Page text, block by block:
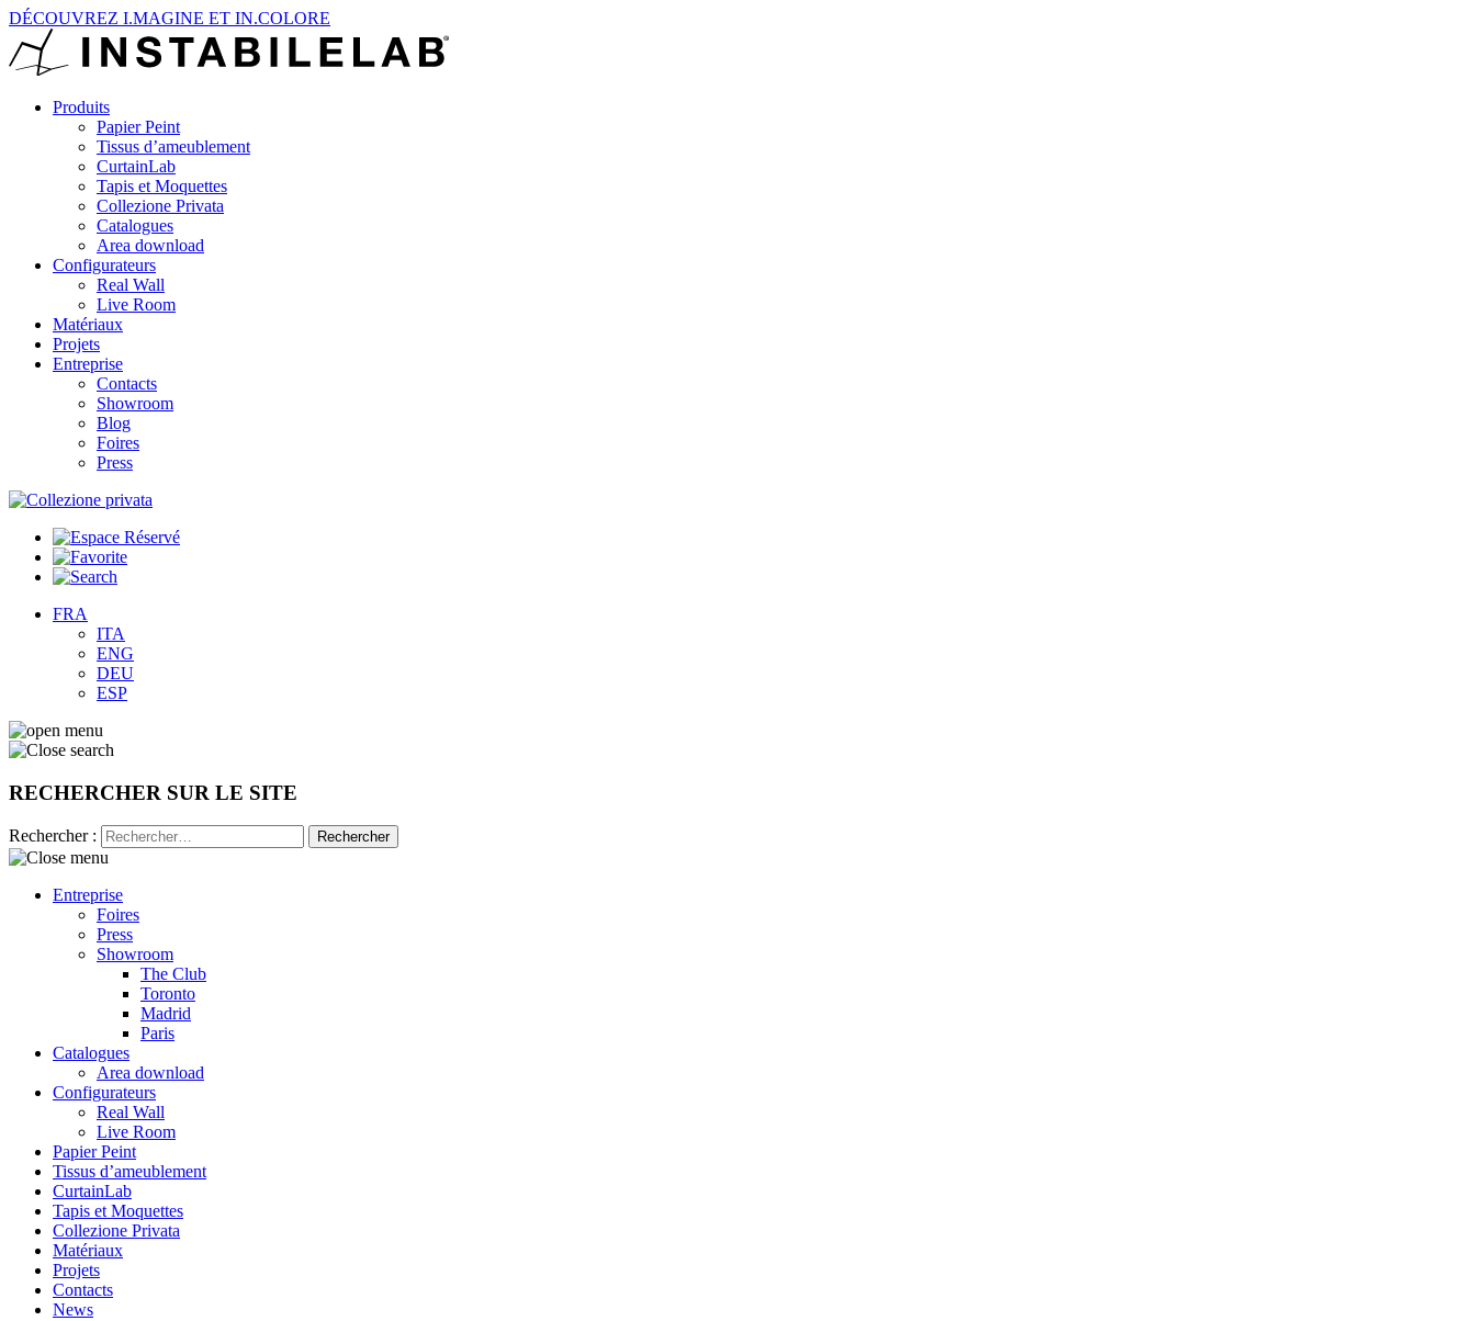
DÉCOUVREZ I.MAGINE ET IN.COLORE
Produits
Papier Peint
Tissus d’ameublement
CurtainLab
Tapis et Moquettes
Collezione Privata
Catalogues
Area download
Configurateurs
Real Wall
Live Room
Matériaux
Projets
Entreprise
Contacts
Showroom
Blog
Foires
Press
FRA
ITA
ENG
DEU
ESP
RECHERCHER SUR LE SITE
Rechercher :
Entreprise
Foires
Press
Showroom
The Club
Toronto
Madrid
Paris
Catalogues
Area download
Configurateurs
Real Wall
Live Room
Papier Peint
Tissus d’ameublement
CurtainLab
Tapis et Moquettes
Collezione Privata
Matériaux
Projets
Contacts
News